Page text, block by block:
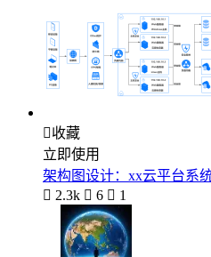
收藏
立即使用
架构图设计：xx云平台系
 2.3k  6  1